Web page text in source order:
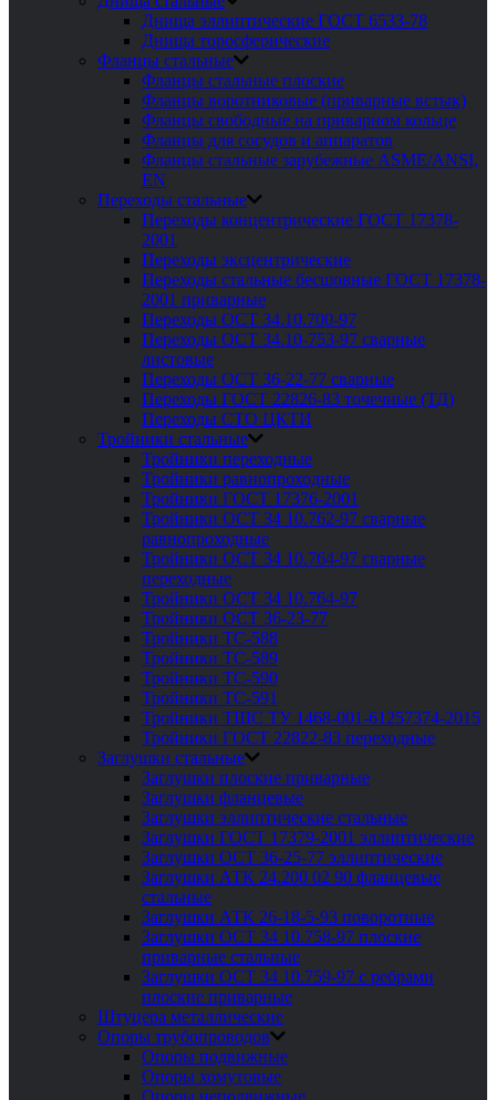
Днища эллиптические ГОСТ 6533-78
Днища торосферические
Фланцы стальные
Фланцы стальные плоские
Фланцы воротниковые (приварные встык)
Фланцы свободные на приварном кольце
Фланцы для сосудов и аппаратов
Фланцы стальные зарубежные ASME/ANSI,
EN
Переходы стальные
Переходы концентрические ГОСТ 17378-
2001
Переходы эксцентрические
Переходы стальные бесшовные ГОСТ 17378-
2001 приварные
Переходы ОСТ 34.10.700-97
Переходы ОСТ 34.10-753-97 сварные
листовые
Переходы ОСТ 36-22-77 сварные
Переходы ГОСТ 22826-83 точечные (ТД)
Переходы СТО ЦКТИ
Тройники стальные
Тройники переходные
Тройники равнопроходные
Тройники ГОСТ 17376-2001
Тройники ОСТ 34 10.762-97 сварные
равнопроходные
Тройники ОСТ 34 10.764-97 сварные
переходные
Тройники ОСТ 34 10.764-97
Тройники ОСТ 36-23-77
Тройники ТС-588
Тройники ТС-589
Тройники ТС-590
Тройники ТС-591
Тройники ТШС ТУ 1468-001-61257374-2015
Тройники ГОСТ 22822-83 переходные
Заглушки стальные
Заглушки плоские приварные
Заглушки фланцевые
Заглушки эллиптические стальные
Заглушки ГОСТ 17379-2001 эллиптические
Заглушки ОСТ 36-25-77 эллиптические
Заглушки АТК 24.200 02 90 фланцевые
стальные
Заглушки АТК 26-18-5-93 поворотные
Заглушки ОСТ 34 10.758-97 плоские
приварные стальные
Заглушки ОСТ 34 10.759-97 с ребрами
плоские приварные
Штуцера металлические
Опоры трубопроводов
Опоры подвижные
Опоры хомутовые
Опоры неподвижные